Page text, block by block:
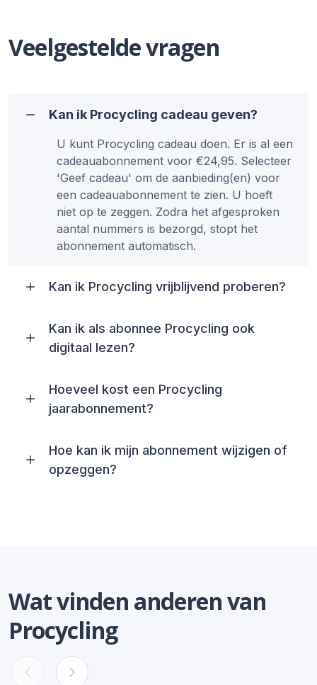
Veelgestelde vragen
Kan ik Procycling cadeau geven?
U kunt Procycling cadeau doen. Er is al een
cadeauabonnement voor €24,95. Selecteer
'Geef cadeau' om de aanbieding(en) voor
een cadeauabonnement te zien. U hoeft
niet op te zeggen. Zodra het afgesproken
aantal nummers is bezorgd, stopt het
abonnement automatisch.
Kan ik Procycling vrijblijvend proberen?
Kan ik als abonnee Procycling ook
digitaal lezen?
Hoeveel kost een Procycling
jaarabonnement?
Hoe kan ik mijn abonnement wijzigen of
opzeggen?
Wat vinden anderen van
Procycling